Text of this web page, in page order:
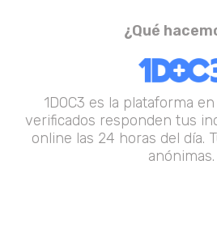
¿Qué
1DOC3 es la plataforma
verificados responden tus
online las 24 horas del día.
anónimas.